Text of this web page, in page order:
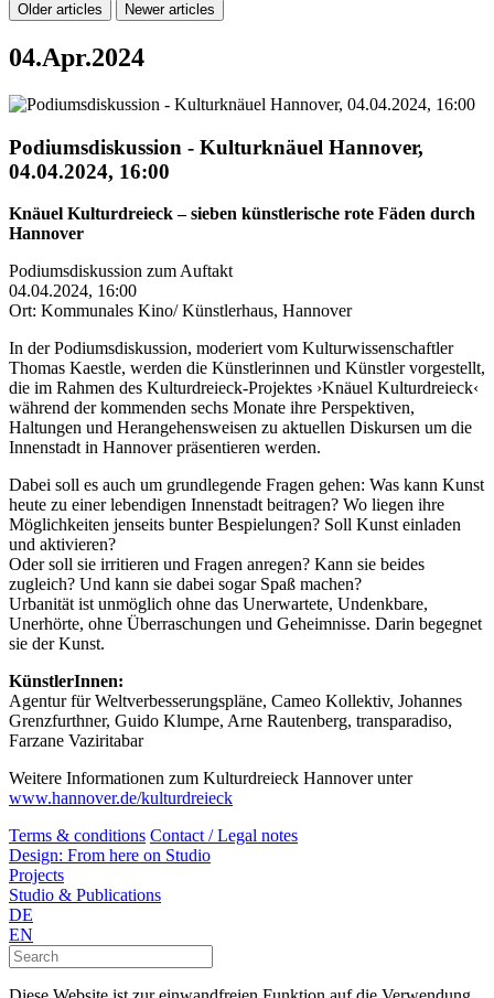
Older articles Newer articles
04.Apr.2024
Podiumsdiskussion - Kulturknäuel Hannover,
04.04.2024, 16:00
Knäuel Kulturdreieck – sieben künstlerische rote Fäden durch
Hannover
Podiumsdiskussion zum Auftakt
04.04.2024, 16:00
Ort: Kommunales Kino/ Künstlerhaus, Hannover
In der Podiumsdiskussion, moderiert vom Kulturwissenschaftler
Thomas Kaestle, werden die Künstlerinnen und Künstler vorgestellt,
die im Rahmen des Kulturdreieck-Projektes ›Knäuel Kulturdreieck‹
während der kommenden sechs Monate ihre Perspektiven,
Haltungen und Herangehensweisen zu aktuellen Diskursen um die
Innenstadt in Hannover präsentieren werden.
Dabei soll es auch um grundlegende Fragen gehen: Was kann Kunst
heute zu einer lebendigen Innenstadt beitragen? Wo liegen ihre
Möglichkeiten jenseits bunter Bespielungen? Soll Kunst einladen
und aktivieren?
Oder soll sie irritieren und Fragen anregen? Kann sie beides
zugleich? Und kann sie dabei sogar Spaß machen?
Urbanität ist unmöglich ohne das Unerwartete, Undenkbare,
Unerhörte, ohne Überraschungen und Geheimnisse. Darin begegnet
sie der Kunst.
KünstlerInnen:
Agentur für Weltverbesserungspläne, Cameo Kollektiv, Johannes
Grenzfurthner, Guido Klumpe, Arne Rautenberg, transparadiso,
Farzane Vaziritabar
Weitere Informationen zum Kulturdreieck Hannover unter
www.hannover.de/kulturdreieck
Terms & conditions Contact / Legal notes
Design: From here on Studio
Projects
Studio & Publications
DE
EN